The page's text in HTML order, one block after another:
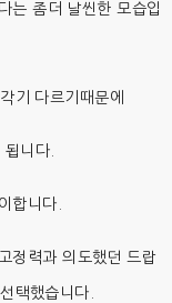
는 좀더 날씬한 모습입
기 다르기때문에
니다.
합니다.
정력과 의도했던 드랍
택했습니다.